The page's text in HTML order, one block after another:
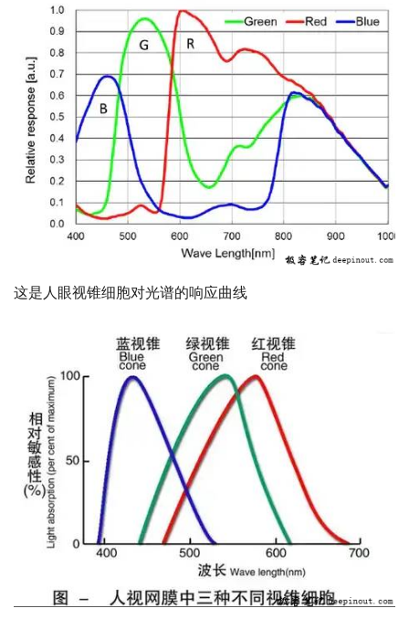
这是人眼视锥细胞对光谱的响应曲线